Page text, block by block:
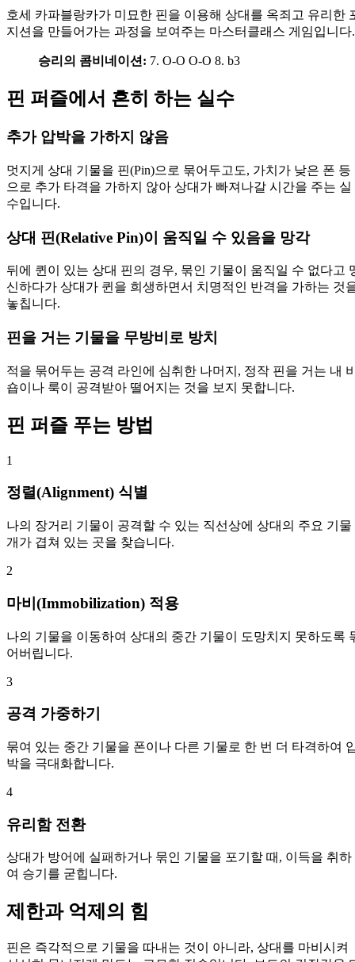
호세 카파블랑카가 미묘한 핀을 이용해 상대를 옥죄고 유리한
지션을 만들어가는 과정을 보여주는 마스터클래스 게임입니다.
승리의 콤비네이션: 7. O-O O-O 8. b3
핀 퍼즐에서 흔히 하는 실수
추가 압박을 가하지 않음
멋지게 상대 기물을 핀(Pin)으로 묶어두고도, 가치가 낮은 폰 등
으로 추가 타격을 가하지 않아 상대가 빠져나갈 시간을 주는 실
수입니다.
상대 핀(Relative Pin)이 움직일 수 있음을 망각
뒤에 퀸이 있는 상대 핀의 경우, 묶인 기물이 움직일 수 없다고
신하다가 상대가 퀸을 희생하면서 치명적인 반격을 가하는 것
놓칩니다.
핀을 거는 기물을 무방비로 방치
적을 묶어두는 공격 라인에 심취한 나머지, 정작 핀을 거는 내
숍이나 룩이 공격받아 떨어지는 것을 보지 못합니다.
핀 퍼즐 푸는 방법
1
정렬(Alignment) 식별
나의 장거리 기물이 공격할 수 있는 직선상에 상대의 주요 기물
개가 겹쳐 있는 곳을 찾습니다.
2
마비(Immobilization) 적용
나의 기물을 이동하여 상대의 중간 기물이 도망치지 못하도록
어버립니다.
3
공격 가중하기
묶여 있는 중간 기물을 폰이나 다른 기물로 한 번 더 타격하여
박을 극대화합니다.
4
유리함 전환
상대가 방어에 실패하거나 묶인 기물을 포기할 때, 이득을 취하
여 승기를 굳힙니다.
제한과 억제의 힘
핀은 즉각적으로 기물을 따내는 것이 아니라, 상대를 마비시켜